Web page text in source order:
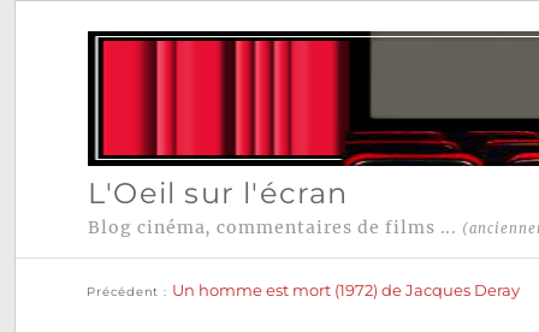
L'Oeil sur l'écran
Blog cinéma, commentaires de films ...
Navigation
Précédent Un homme est mort (1972) de Jacques Deray